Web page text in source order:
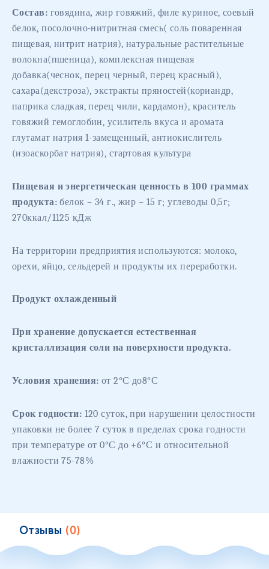
Состав: говядина, жир говяжий, филе куриное, соевый
белок, посолочно-нитритная смесь( соль поваренная
пищевая, нитрит натрия), натуральные растительные
волокна(пшеница), комплексная пищевая
добавка(чеснок, перец черный, перец красный),
сахара(декстроза), экстракты пряностей(кориандр,
паприка сладкая, перец чили, кардамон), краситель
говяжий гемоглобин, усилитель вкуса и аромата
глутамат натрия 1-замещенный, антиокислитель
(изоаскорбат натрия), стартовая культура
Пищевая и энергетическая ценность в 100 граммах
продукта:белок – 34 г., жир – 15 г; углеводы 0,5г;
270ккал/1125 кДж
На территории предприятия используются: молоко,
орехи, яйцо, сельдерей и продукты их переработки.
Продукт охлажденный
При хранение допускается естественная
кристаллизация соли на поверхности продукта.
Условия хранения: от 2°С до8°С
Срок годности: 120 суток, при нарушении целостности
упаковки не более 7 суток в пределах срока годности
при температуре от 0°С до +6°С и относительной
влажности 75-78%
Отзывы (0)